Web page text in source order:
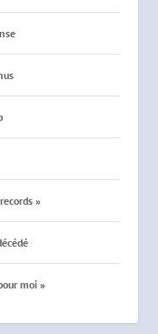
»
moi »